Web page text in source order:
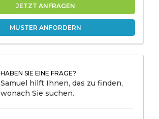
JETZT ANFRAGEN
MUSTER ANFORDERN
HABEN SIE EINE FRAGE?
Samuel hilft Ihnen, das zu finden,
wonach Sie suchen.